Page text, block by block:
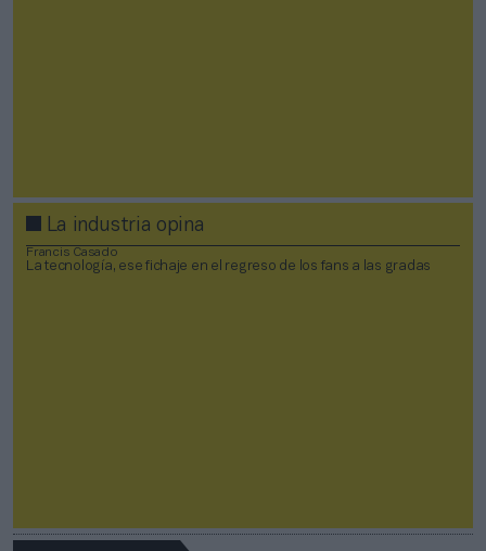
La industria opina
Francis Casado
La tecnología, ese fichaje en el regreso de los fans a las gradas